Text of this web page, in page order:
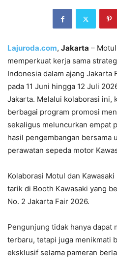
Lajuroda.com, Jakarta –
memperkuat kerja sama
Indonesia dalam ajang Jakarta
pada 11 Juni hingga 12 Juli
Jakarta. Melalui kolaborasi ini,
berbagai program promosi
sekaligus meluncurkan empat
hasil pengembangan bersama
perawatan sepeda motor
Kolaborasi Motul dan
tarik di Booth Kawasaki yang
No. 2 Jakarta Fair 2026.
Pengunjung tidak hanya dapat
terbaru, tetapi juga menikmati
eksklusif selama pameran